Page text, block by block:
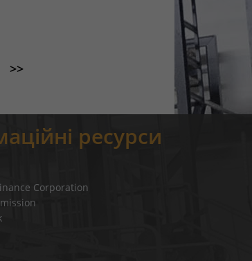
>>
ресурси
Corporation